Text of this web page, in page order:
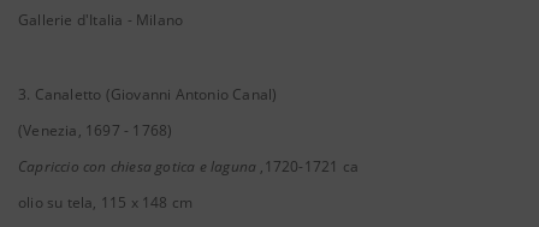
Gallerie d'Italia - Milano
3. Canaletto (Giovanni Antonio Canal)
(Venezia, 1697 - 1768)
Capriccio con chiesa gotica e laguna ,1720-1721 ca
olio su tela, 115 x 148 cm